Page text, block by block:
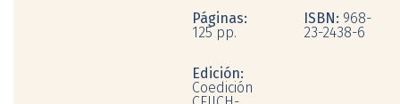
Páginas:
125 pp.
Edición:
Coedición
ISBN: 968-
23-2438-6